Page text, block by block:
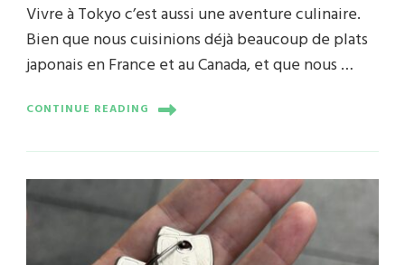
Vivre à Tokyo c’est aussi une aventure culinaire.
Bien que nous cuisinions déjà beaucoup de plats
japonais en France et au Canada, et que nous …
CONTINUE READING